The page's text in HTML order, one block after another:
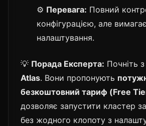
⚙️ Перевага: Повний
конфігурацією, але
налаштування.
💡 Порада Експерта: Почніть з
Atlas. Вони пропонують
безкоштовний тариф (Free
дозволяє запустити кластер
без жодного клопоту з